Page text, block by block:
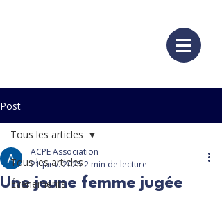
Post
Tous les articles
Événements
Tous les articles
Une jeune femme jugée
ACPE Association
21 janv. 20252 min de lecture